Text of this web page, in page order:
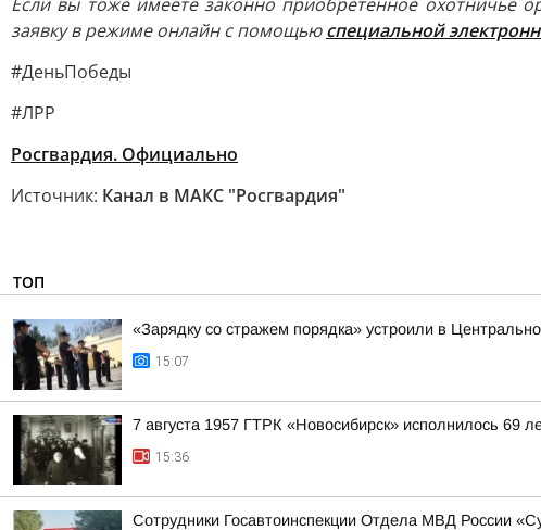
заявку в режиме онлайн с помощьюспециальной
#ДеньПобеды
#ЛРР
Росгвардия. Официально
Источник: Канал в МАКС "Росгвардия"
ТОП
«Зарядку со стражем порядка» устроили в
15:07
7 августа 1957 ГТРК «Новосибирск» исполнилось 69
15:36
Сотрудники Госавтоинспекции Отдела МВД России